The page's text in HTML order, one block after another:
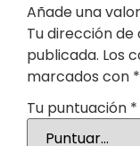
Añade una
Tu dirección
publicada. Los
marcados con *
Tu puntuación *